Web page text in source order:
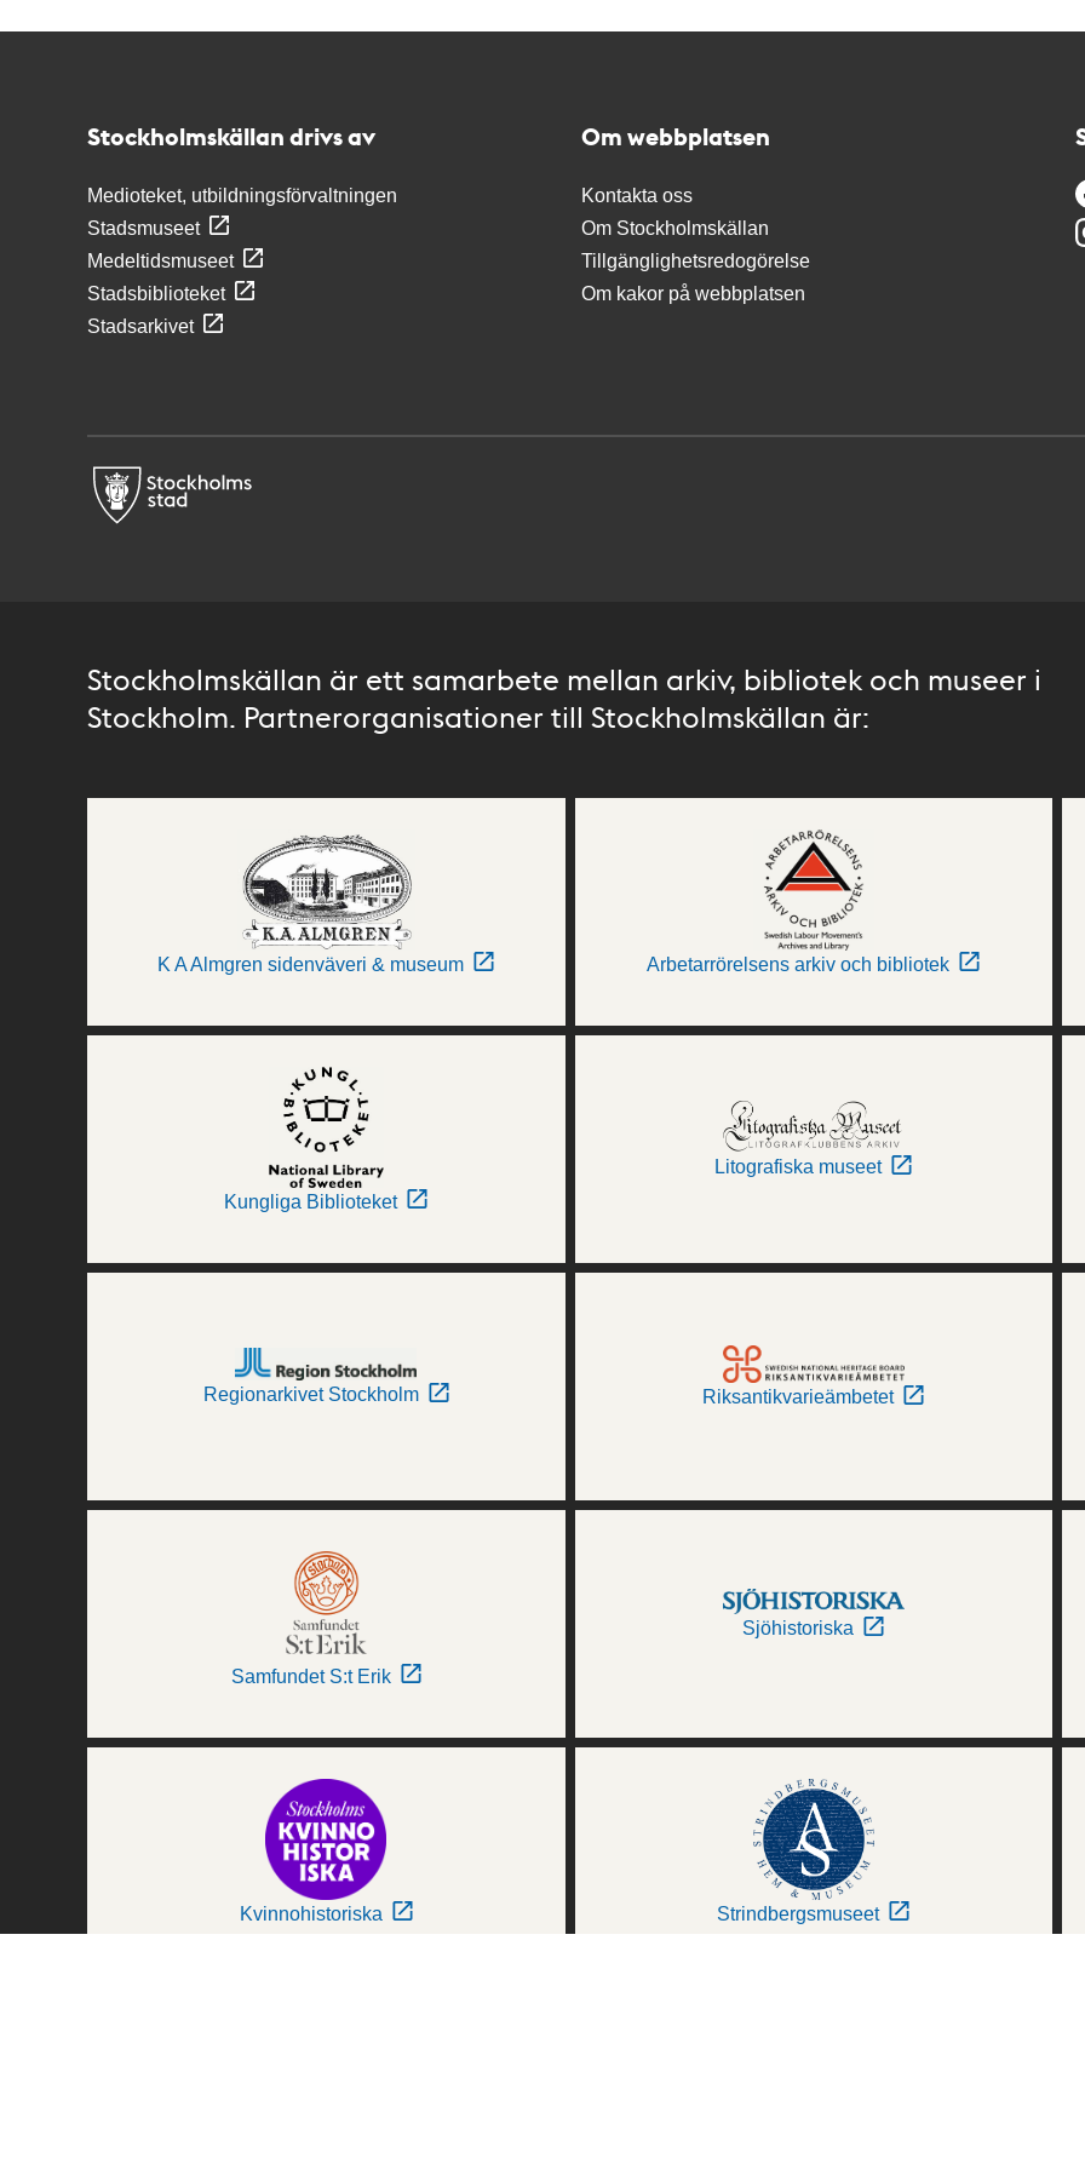
Stockholmskällan drivs av
Medioteket, utbildningsförvaltningen
Stadsmuseet
Medeltidsmuseet
Stadsbiblioteket
Stadsarkivet
Om webbplatsen
Kontakta oss
Om Stockholmskällan
Tillgänglighetsredogörelse
Om kakor på webbplatsen
Stockholmskällan är ett samarbete mellan arkiv, bibliotek och museer i
Stockholm. Partnerorganisationer till Stockholmskällan är:
K A Almgren sidenväveri & museum Arbetarrörelsens arkiv och bibliotek
Kungliga Biblioteket
Litografiska museet
Regionarkivet Stockholm Riksantikvarieämbetet
Samfundet S:t Erik
Sjöhistoriska
Kvinnohistoriska Strindbergsmuseet